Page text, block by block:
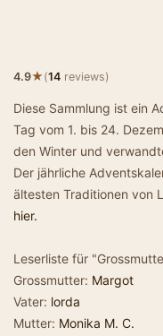
4.9★(14 reviews)
Diese Sammlung ist ein
Tag vom 1. bis 24.
den Winter und
Der jährliche
ältesten Traditionen von
hier.
Leserliste für
Grossmutter: Margot
Vater: lorda
Mutter: Monika M. C.